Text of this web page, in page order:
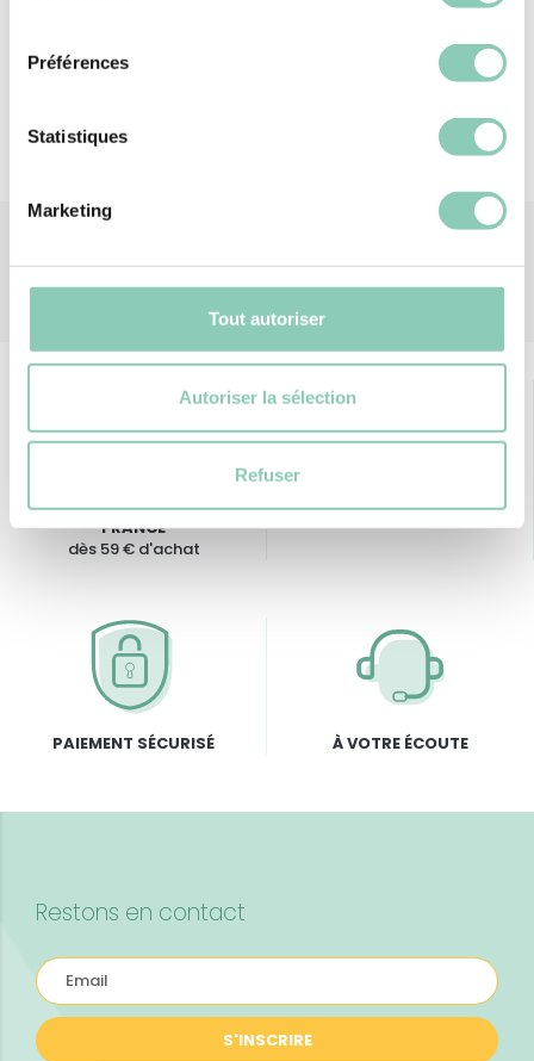
Préférences
Statistiques
Marketing
Tout autoriser
Autoriser la sélection
Refuser
LIVRAISON OFFERTE EN
FRANCE
dès 59 € d'achat
GARANTIE « RETOURS »
PAIEMENT SÉCURISÉ À VOTRE ÉCOUTE
Restons en contact
S'INSCRIRE